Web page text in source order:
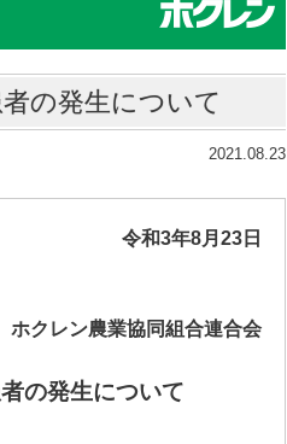
の発生について
2021.08.23
令和3年8月 23日
ホクレン農業協同組合連合会
の発生について